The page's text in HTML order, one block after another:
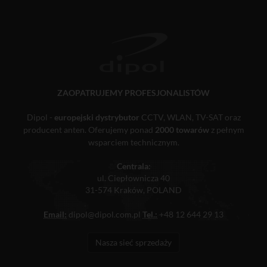
ZAOPATRUJEMY PROFESJONALISTÓW
Dipol - europejski dystrybutor CCTV, WLAN, TV-SAT oraz
producent anten. Oferujemy ponad 2000 towarówz pełnym
wsparciem technicznym.
Centrala:
ul. Ciepłownicza 40
31-574 Kraków, POLAND
Email: dipol@dipol.com.pl Tel.: +48 12 644 29 13
Nasza sieć sprzedaży